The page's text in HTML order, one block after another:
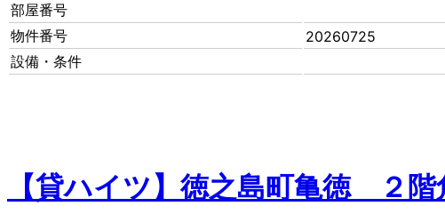
部屋番号
物件番号
20260725
設備・条件
【貸ハイツ】徳之島町亀徳 ２階